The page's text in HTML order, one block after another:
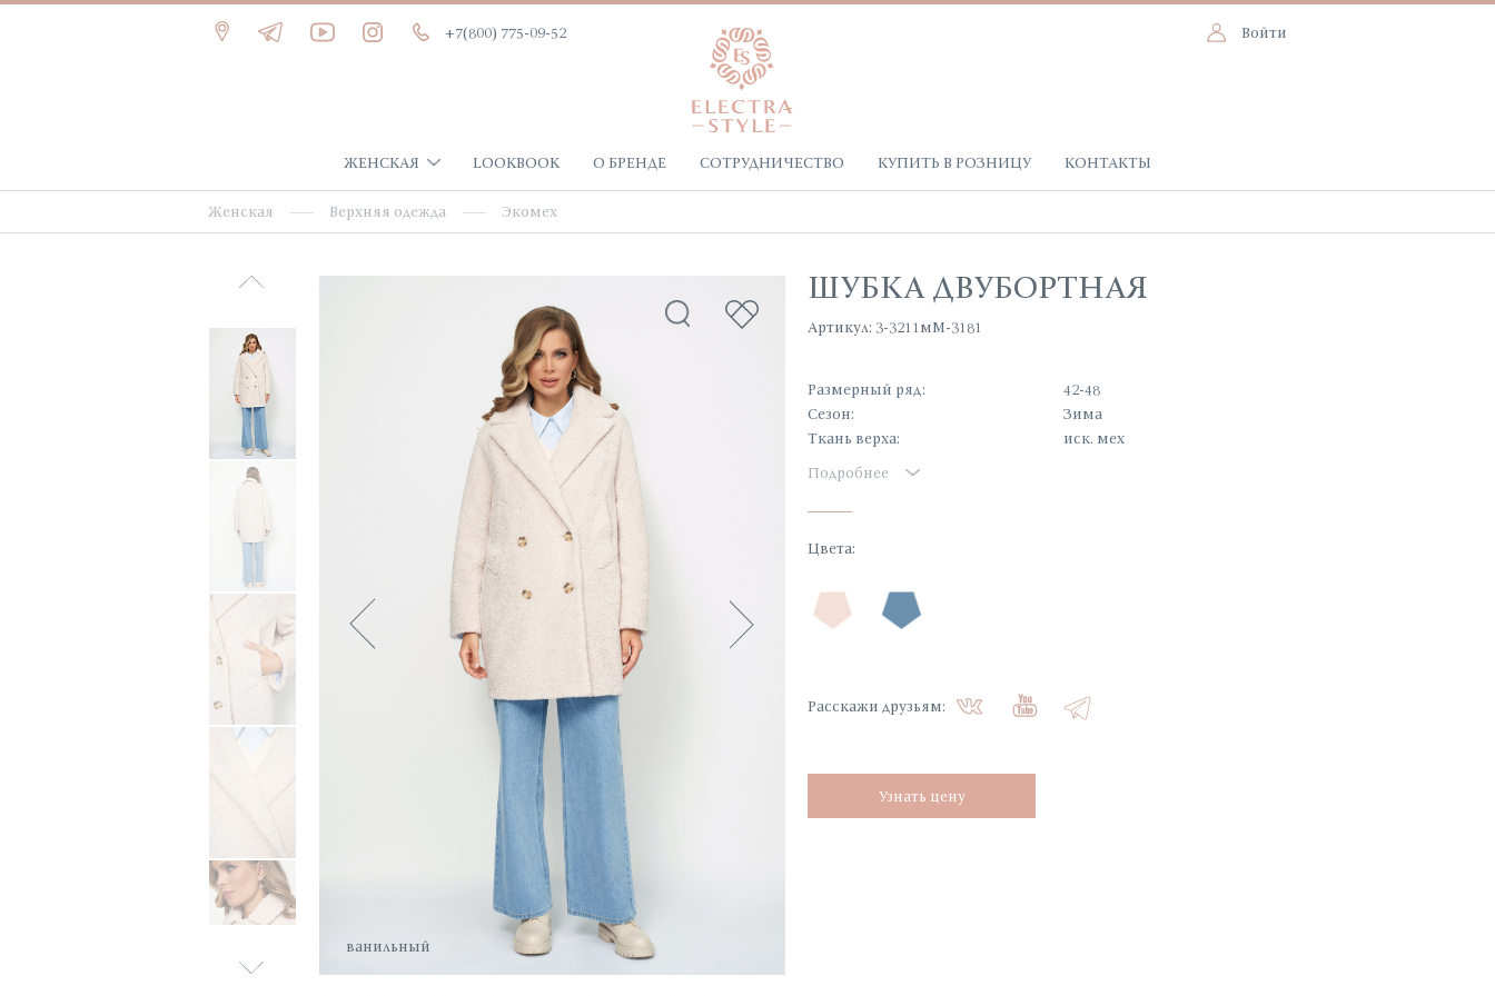
+7(800) 775-09-52 Войти
ЖЕНСКАЯ LOOKBOOK О БРЕНДЕ СОТРУДНИЧЕСТВО КУПИТЬ В РОЗНИЦУ КОНТАКТЫ
Женская Верхняя одежда Экомех
ванильный
ШУБКА ДВУБОРТНАЯ
Артикул: 3-3211мМ-3181
Размерный ряд:
42-48
Сезон:
Зима
Ткань верха:
иск. мех
Подробнее
Цвета:
Расскажи друзьям:
Узнать цену